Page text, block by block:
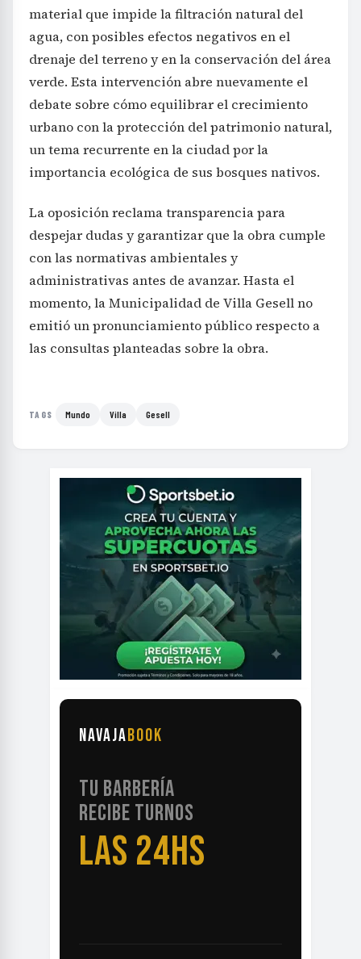
material que impide la filtración natural del
agua, con posibles efectos negativos en el
drenaje del terreno y en la conservación del área
verde. Esta intervención abre nuevamente el
debate sobre cómo equilibrar el crecimiento
urbano con la protección del patrimonio natural,
un tema recurrente en la ciudad por la
importancia ecológica de sus bosques nativos.
La oposición reclama transparencia para
despejar dudas y garantizar que la obra cumple
con las normativas ambientales y
administrativas antes de avanzar. Hasta el
momento, la Municipalidad de Villa Gesell no
emitió un pronunciamiento público respecto a
las consultas planteadas sobre la obra.
TAGS Mundo Villa Gesell
NAVAJABOOK
TU BARBERÍA
RECIBE TURNOS
LAS 24HS